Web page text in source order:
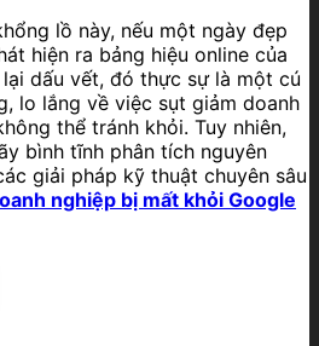
lồ này, nếu một ngày đẹp
hiện ra bảng hiệu online của
dấu vết, đó thực sự là một cú
lo lắng về việc sụt giảm doanh
thể tránh khỏi. Tuy nhiên,
bình tĩnh phân tích nguyên
giải pháp kỹ thuật chuyên sâu
nghiệp bị mất khỏi Google